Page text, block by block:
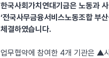
한국사회가치연대기금은 노동과
‘전국사무금융서비스노동조합 부
체결하였습니다.
업무협약에 참여한 4개 기관은 ▲